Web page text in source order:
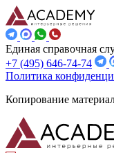
Единая справочная
+7 (495) 646-74-74
Политика
Копирование